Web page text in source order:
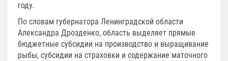
году.
По словам губернатора Ленинградской области
Александра Дрозденко, область выделяет прямые
бюджетные субсидии на производство и выращивание
рыбы, субсидии на страховки и содержание маточного